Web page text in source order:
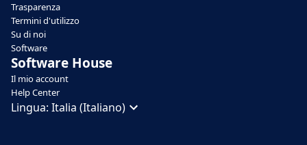
Trasparenza
Termini d'utilizzo
Su di noi
Software
Software House
Il mio account
Help Center
Lingua: Italia (Italiano)